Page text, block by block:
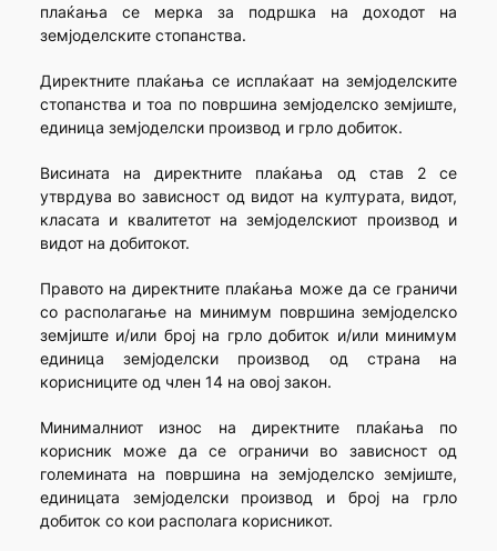
плаќања се мерка за подршка на доходот на
земјоделските стопанства.
Директните плаќања се исплаќаат на земјоделските
стопанства и тоа по површина земјоделско земјиште,
единица земјоделски производ и грло добиток.
Висината на директните плаќања од став 2 се
утврдува во зависност од видот на културата, видот,
класата и квалитетот на земјоделскиот производ и
видот на добитокот.
Правото на директните плаќања може да се граничи
со располагање на минимум површина земјоделско
земјиште и/или број на грло добиток и/или минимум
единица земјоделски производ од страна на
корисниците од член 14 на овој закон.
Минималниот износ на директните плаќања по
корисник може да се ограничи во зависност од
големината на површина на земјоделско земјиште,
единицата земјоделски производ и број на грло
добиток со кои располага корисникот.